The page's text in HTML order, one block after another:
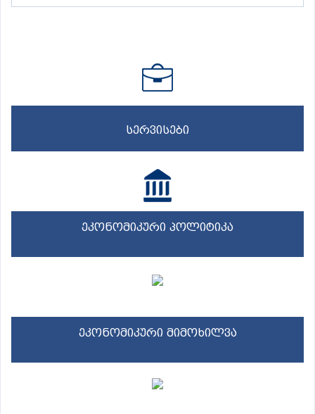
სერვისები
ეკონომიკური პოლიტიკა
ეკონომიკური მიმოხილვა